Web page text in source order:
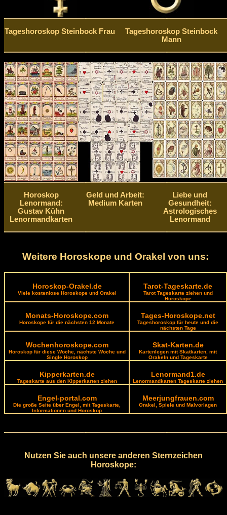
Tageshoroskop Steinbock Frau
Tageshoroskop Steinbock
Mann
Horoskop
Lenormand:
Gustav Kühn
Lenormandkarten
Geld und Arbeit:
Medium Karten
Liebe und
Gesundheit:
Astrologisches
Lenormand
Weitere Horoskope und Orakel von uns:
Horoskop-Orakel.de
Viele kostenlose Horoskope und Orakel
Tarot-Tageskarte.de
Tarot Tageskarte ziehen und
Horoskope
Monats-Horoskope.com
Horoskope für die nächsten 12 Monate
Tages-Horoskope.net
Tageshoroskop für heute und die
nächsten Tage
Wochenhoroskope.com
Horoskop für diese Woche, nächste Woche und
Single Horoskop
Skat-Karten.de
Kartenlegen mit Skatkarten, mit
Orakeln und Tageskarte
Kipperkarten.de
Tageskarte aus den Kipperkarten ziehen
Lenormand1.de
Lenormandkarten Tageskarte ziehen
Engel-portal.com
Die große Seite über Engel, mit Tageskarte,
Informationen und Horoskop
Meerjungfrauen.com
Orakel, Spiele und Malvorlagen
Nutzen Sie auch unsere anderen Sternzeichen
Horoskope: